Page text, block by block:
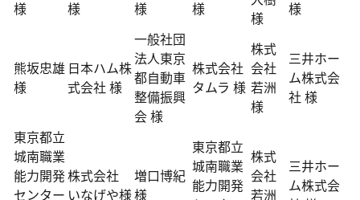
様
様
様
様
様
様
熊坂忠雄
様
日本ハム株
式会社 様
一般社団
法人東京
都自動車
整備振興
会 様
株式会社
タムラ 様
株式
会社
若洲
様
三井ホー
ム株式会
社 様
東京都立
城南職業
能力開発
センター
株式会社
いなげや様
増口博紀
様
東京都立
城南職業
能力開発
株式
会社
若洲
三井ホー
ム株式会